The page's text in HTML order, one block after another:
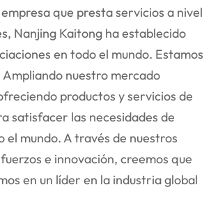
que presta servicios a nivel
Nanjing Kaitong ha establecido
en todo el mundo. Estamos
Ampliando nuestro mercado
productos y servicios de
satisfacer las necesidades de
el mundo. A través de nuestros
e innovación, creemos que
en un líder en la industria global